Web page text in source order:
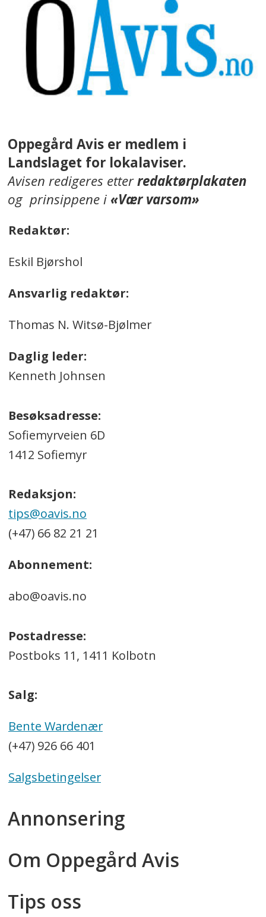
Oppegård Avis er medlem i
Landslaget for lokalaviser.
Avisen redigeres etterredaktørplakaten
og prinsippene i«Vær varsom»
Redaktør:
Eskil Bjørshol
Ansvarlig redaktør:
Thomas N. Witsø-Bjølmer
Daglig leder:
Kenneth Johnsen
Besøksadresse:
Sofiemyrveien 6D
1412 Sofiemyr
Redaksjon:
tips@oavis.no
(+47) 66 82 21 21
Abonnement:
abo@oavis.no
Postadresse:
Postboks 11, 1411 Kolbotn
Salg:
Bente Wardenær
(+47) 926 66 401
Salgsbetingelser
Annonsering
Om Oppegård Avis
Tips oss